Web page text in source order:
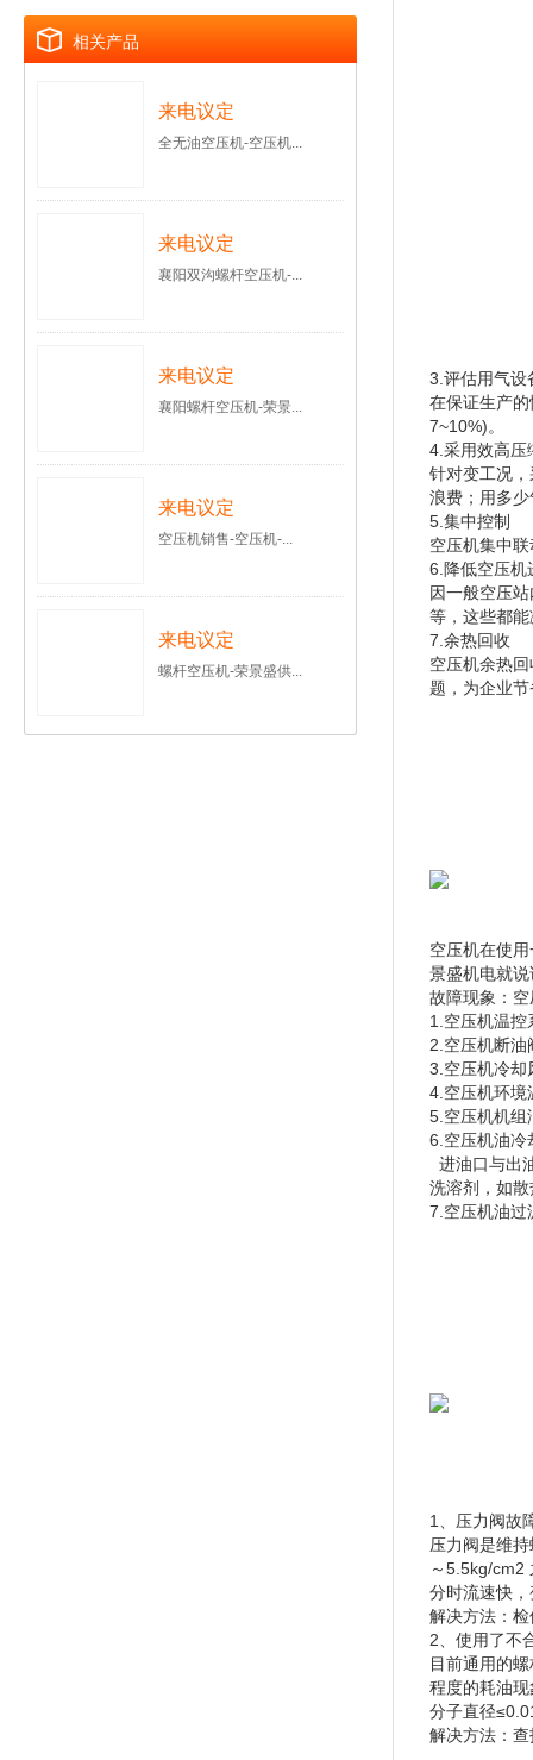
相关产品
来电议定
全无油空压机-空压机...
来电议定
襄阳双沟螺杆空压机-...
来电议定
襄阳螺杆空压机-荣景...
来电议定
空压机销售-空压机-...
来电议定
螺杆空压机-荣景盛供...
3.评估用气设
在保证生产
7~10%)。
4.采用效高压
针对变工况
浪费；用多
5.集中控制
空压机集中
6.降低空压机
因一般空压
等，这些都
7.余热回收
空压机余热
题，为企业
空压机在使
景盛机电就
故障现象：
1.空压机温控
2.空压机断油
3.空压机冷却
4.空压机环境
5.空压机机组
6.空压机油冷
进油口与出
洗溶剂，如
7.空压机油过
1、压力阀故
压力阀是维
～5.5kg/cm2
分时流速快
解决方法：
2、使用了不
目前通用的
程度的耗油
分子直径
解决方法：